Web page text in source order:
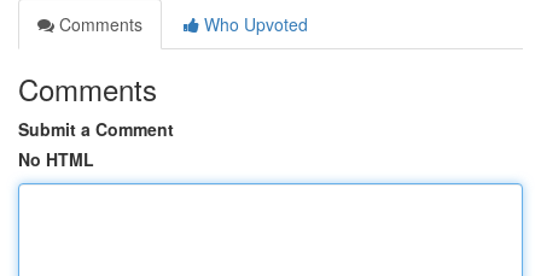
Comments
Who Upvoted
Comments
Submit a Comment
No HTML